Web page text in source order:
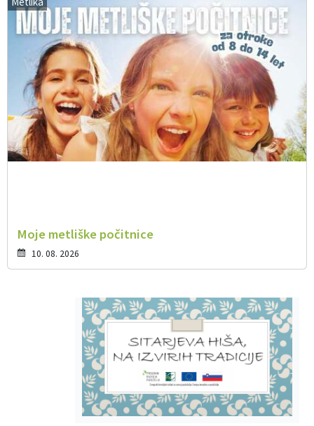
Moje metliške počitnice
10. 08. 2026